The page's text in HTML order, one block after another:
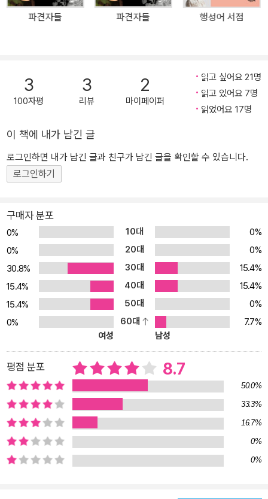
태생적 결함을 지닌 복제 인간(〈최후의 라이오니〉), 시지각 이상증을
겪는 모그(〈마리의 춤〉), 세 번째 팔을 이식받고자 하는 트랜스휴먼
지 공간’에 들어가지 못하는 이브(〈인지 공간〉), 불의의 사고로 느린
시간대를 살아가는 언니(〈캐빈 방정식〉) 등의 인물은 “지금껏 경험해
보지 못한 ‘움벨트’를 경험할 기회를” 선사하는 SF의 미덕을 여실히
보여주며, “다른 존재에 대한 불완전하지만 무의미하지는 않은 이해
이해할 수 없지만 사랑하는 심정을 설득력 있게 이야기하는 김초엽의
소설 세계는 여전히 건재하다. 이 소설들을 쓰면서 했던 고민들은 지
칠 수 없는 세계들의 교차점을 어떻게 만들어낼 것인가, 설령 그런 교
차점이 생긴다고 해도 그건 무슨 의미가 있는 걸까, 하는 고민들이요.
여기서 조금 멀어졌다가, 아예 확 멀리도 가보았다가, 그러다가 다시
때가 되면 돌아와 한참을 맴돌며 곱씹게 되는 그런 생각들이 이 소설
집을 이루고 있네요. _특별판 ‘작가의 말’에서 《방금 떠나온 세계》특
별 에디션 표지는 특유의 신비롭고 아름다운 색감과 분위기로 주목받
은 이지혜 작가가 일러스트를 맡았다. 기존 표지는〈로라〉를 콘셉트로
만들었다면, 이번에는 〈오래된 협약〉의 주인공인 벨라타 행성의 사제
와 오브, 행성을 떠나는 탐사선, 드넓은 우주의 모습을 그려 넣었다.
초판과는 또 다른 아름다움으로 기존 독자뿐 아니라 새로운 독자에게
도 김초엽 작가의 섬세한 문체와 날카로운 질문이 가닿길 바란다. “사
랑하지만 끝내 이해할 수 없는 것이 당신에게도 있지 않나요.” 남겨진
그들과 떠나온 우리의 세계를 잇는 사랑의 힘 “이곳을 사랑하게 만드
는 것들이 이곳을 덜 미워하게 하지는 않아. 그건 그냥 동시에 존재하
는 거야. 다른 모든 것처럼.” _본문 중에서 《방금 떠나온 세계》는 〈관
내분실〉과 〈우리가 빛의 속도로 갈 수 없다면〉으로 제2회 한국과학문
학상 중단편 대상과 가작을 동시 수상하며 한국 문학의 미래로 떠오
파견자들 파견자들 행성어 서점
3
100자평
3
리뷰
2
마이페이퍼
읽고 싶어요 21명
읽고 있어요 7명
읽었어요 17명
이 책에 내가 남긴 글
로그인하면 내가 남긴 글과 친구가 남긴 글을 확인할 수 있습니다.
로그인하기
구매자 분포
0% 10대
0%
0%
20대
0%
30.8%
30대
15.4%
15.4%
40대
15.4%
15.4%
50대
0%
0%
60대
7.7%
여성
남성
평점 분포 8.7
50.0%
33.3%
16.7%
0%
0%